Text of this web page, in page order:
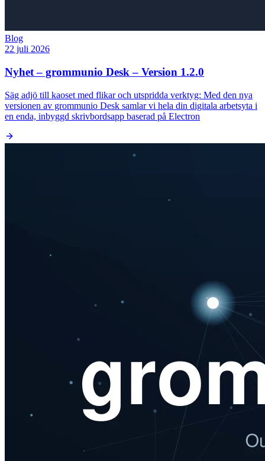
Blog
22 juli 2026
Nyhet – grommunio Desk – Version 1.2.0
Säg adjö till kaoset med flikar och utspridda verktyg: Med den nya
versionen av grommunio Desk samlar vi hela din digitala arbetsyta i
en enda, inbyggd skrivbordsapp baserad på Electron